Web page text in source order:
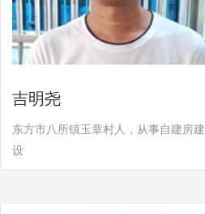
吉明尧
东方市八所镇玉章村人，从事自建房建
设